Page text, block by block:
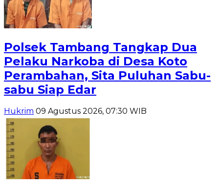
Polsek Tambang Tangkap Dua
Pelaku Narkoba di Desa Koto
Perambahan, Sita Puluhan Sabu-
sabu Siap Edar
Hukrim 09 Agustus 2026, 07:30 WIB